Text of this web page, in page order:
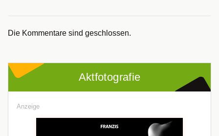
Die Kommentare sind geschlossen.
Aktfotografie
Anzeige